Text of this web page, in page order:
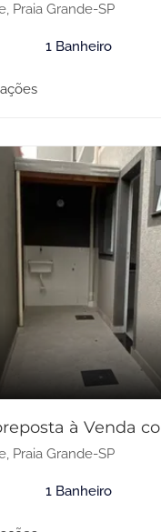
Praia Grande-SP
1 Banheiro
à Venda
Praia Grande-SP
1 Banheiro